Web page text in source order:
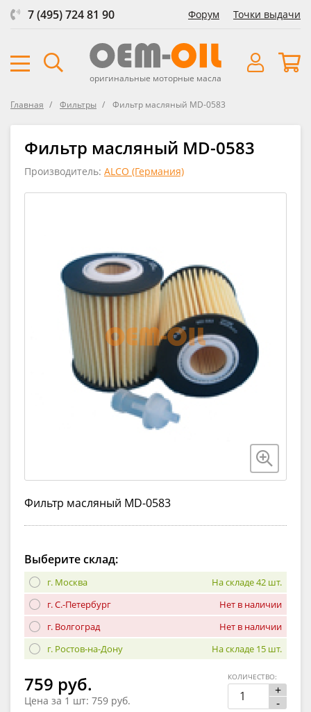
7 (495) 724 81 90 Форум Точки выдачи
оригинальные моторные масла
Главная Фильтры Фильтр масляный MD-0583
Фильтр масляный MD-0583
Производитель: ALCO (Германия)
Фильтр масляный MD-0583
Выберите склад:
г. Москва
На складе 42 шт.
г. С.-Петербург
Нет в наличии
г. Волгоград
Нет в наличии
г. Ростов-на-Дону
На складе 15 шт.
759 руб.
Цена за 1 шт: 759 руб.
+
-
КОЛИЧЕСТВО: